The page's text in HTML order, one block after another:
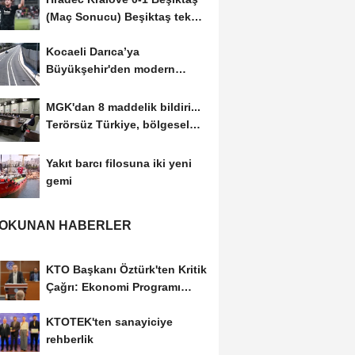
(Maç Sonucu) Beşiktaş tek
Kocaeli Darıca’ya
Büyükşehir'den modern
MGK'dan 8 maddelik bildiri...
Terörsüz Türkiye, bölgesel
Yakıt barcı filosuna iki yeni
gemi
HABERLER
KTO Başkanı Öztürk'ten Kritik
Çağrı: Ekonomi Programı
KTOTEK'ten sanayiciye
rehberlik